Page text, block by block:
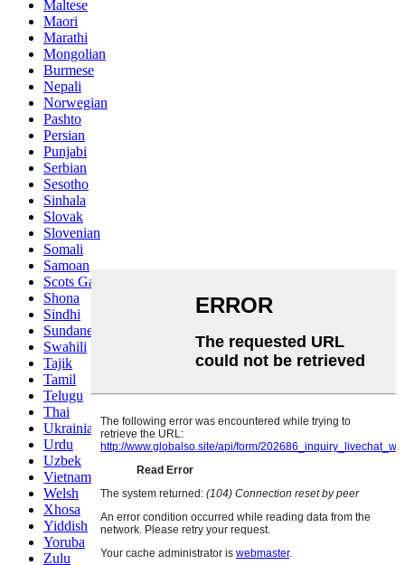
Maltese
Maori
Marathi
Mongolian
Burmese
Nepali
Norwegian
Pashto
Persian
Punjabi
Serbian
Sesotho
Sinhala
Slovak
Slovenian
Somali
Samoan
Scots Gaelic
Shona
Sindhi
Sundanese
Swahili
Tajik
Tamil
Telugu
Thai
Ukrainian
Urdu
Uzbek
Vietnamese
Welsh
Xhosa
Yiddish
Yoruba
Zulu